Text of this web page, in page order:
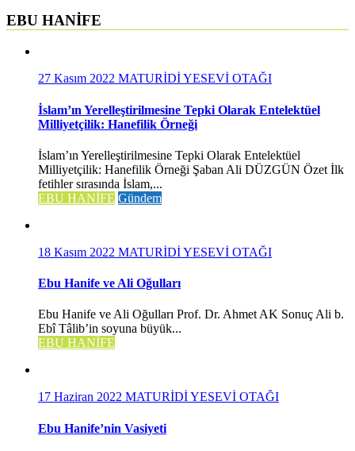
EBU HANİFE
27 Kasım 2022 MATURİDİ YESEVİ OTAĞI
İslam’ın Yerelleştirilmesine Tepki Olarak Entelektüel
Milliyetçilik: Hanefilik Örneği
İslam’ın Yerelleştirilmesine Tepki Olarak Entelektüel
Milliyetçilik: Hanefilik Örneği Şaban Ali DÜZGÜN Özet İlk
fetihler sırasında İslam,...
EBU HANİFE Gündem
18 Kasım 2022 MATURİDİ YESEVİ OTAĞI
Ebu Hanife ve Ali Oğulları
Ebu Hanife ve Ali Oğulları Prof. Dr. Ahmet AK Sonuç Ali b.
Ebî Tâlib’in soyuna büyük...
EBU HANİFE
17 Haziran 2022 MATURİDİ YESEVİ OTAĞI
Ebu Hanife’nin Vasiyeti